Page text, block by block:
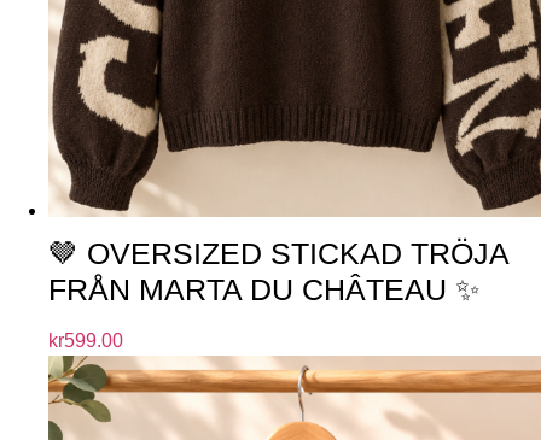
🤎 OVERSIZED STICKAD TRÖJA
FRÅN MARTA DU CHÂTEAU ✨
kr599.00